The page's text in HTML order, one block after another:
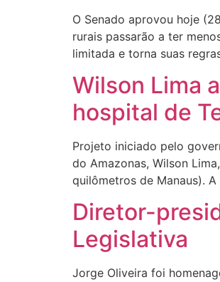
O Senado aprovou hoje
rurais passarão a ter
limitada e torna suas
Wilson Lima
hospital de
Projeto iniciado pelo
do Amazonas, Wilson
quilômetros de Manaus).
Diretor-
Legislativa
Jorge Oliveira foi